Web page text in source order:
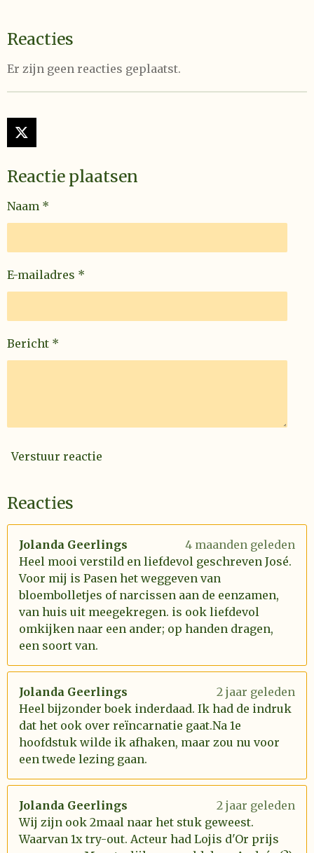
Reacties
Er zijn geen reacties geplaatst.
X
Reactie plaatsen
Naam *
E-mailadres *
Bericht *
Verstuur reactie
Reacties
Jolanda Geerlings
4 maanden geleden
Heel mooi verstild en liefdevol geschreven José.
Voor mij is Pasen het weggeven van
bloembolletjes of narcissen aan de eenzamen,
van huis uit meegekregen. is ook liefdevol
omkijken naar een ander; op handen dragen,
een soort van.
Jolanda Geerlings
2 jaar geleden
Heel bijzonder boek inderdaad. Ik had de indruk
dat het ook over reïncarnatie gaat.Na 1e
hoofdstuk wilde ik afhaken, maar zou nu voor
een twede lezing gaan.
Jolanda Geerlings
2 jaar geleden
Wij zijn ook 2maal naar het stuk geweest.
Waarvan 1x try-out. Acteur had Lojis d'Or prijs